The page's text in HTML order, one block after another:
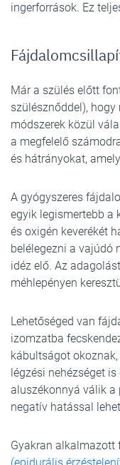
ingerforrások. Ez
Már a szülés előtt
szülésznőddel),
módszerek közül
a megfelelő
és hátrányokat,
A gyógyszeres
egyik legismertebb a
és oxigén keverékét
belélegezni a vajúdó
idéz elő. Az
méhlepényen
Lehetőséged van
izomzatba
kábultságot
légzési nehézséget
aluszékonnyá válik a
negatív hatással
Gyakran